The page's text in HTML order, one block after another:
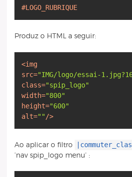
#LOGO_RUBRIQUE
Produz o HTML a seguir:
<img
src="IMG/logo/essai-
class="spip_logo"
width="800"
height="600"
alt="" />
Ao aplicar o filtro
’nav spip_logo menu’ :